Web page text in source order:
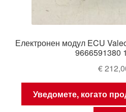
Електронен модул ECU
9666591380
€
Уведомете, когато